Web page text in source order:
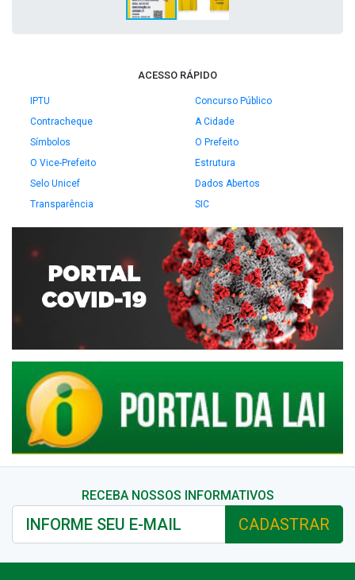
ACESSO RÁPIDO
IPTU
Concurso Público
Contracheque
A Cidade
Símbolos
O Prefeito
O Vice-Prefeito
Estrutura
Selo Unicef
Dados Abertos
Transparência
SIC
RECEBA NOSSOS INFORMATIVOS
CADASTRAR